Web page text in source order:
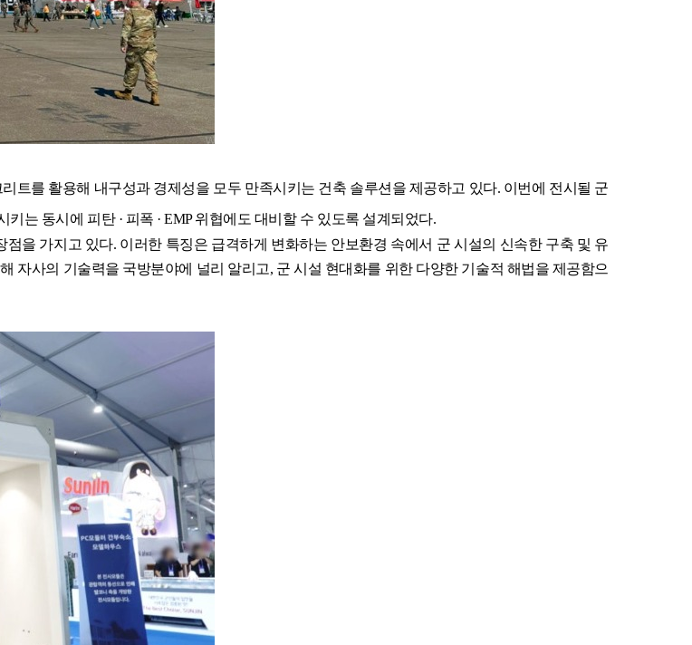
트를 활용해 내구성과 경제성을 모두 만족시키는 건축 솔루션을 제공하고 있다. 이번에 전시될 군
는 동시에 피탄 · 피폭 · EMP 위협에도 대비할 수 있도록 설계되었다.
을 가지고 있다. 이러한 특징은 급격하게 변화하는 안보환경 속에서 군 시설의 신속한 구축 및 유
자사의 기술력을 국방분야에 널리 알리고, 군 시설 현대화를 위한 다양한 기술적 해법을 제공함으